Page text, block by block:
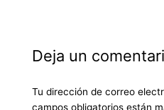
Deja un
Tu dirección de correo
campos obligatorios están